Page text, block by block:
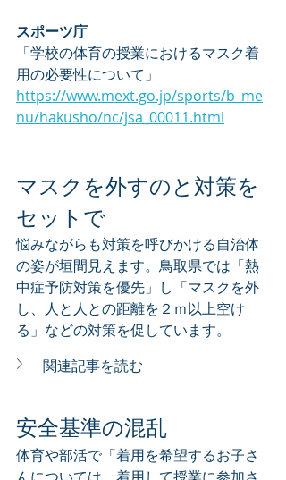
スポーツ庁
「学校の体育の授業におけるマスク着
用の必要性について」
https://www.mext.go.jp/sports/b_me
nu/hakusho/nc/jsa_00011.html
マスクを外すのと対策を
セットで
悩みながらも対策を呼びかける自治体
の姿が垣間見えます。鳥取県では「熱
中症予防対策を優先」し「マスクを外
し、人と人との距離を２ｍ以上空け
る」などの対策を促しています。
関連記事を読む
安全基準の混乱
体育や部活で「着用を希望するお子さ